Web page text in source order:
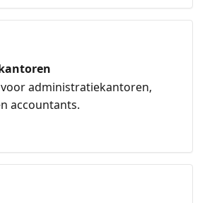
administratiekantoren,
accountants.